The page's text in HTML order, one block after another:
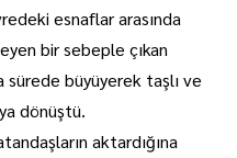
esnaflar arasında
bir sebeple çıkan
sürede büyüyerek taşlı ve
dönüştü.
aktardığına